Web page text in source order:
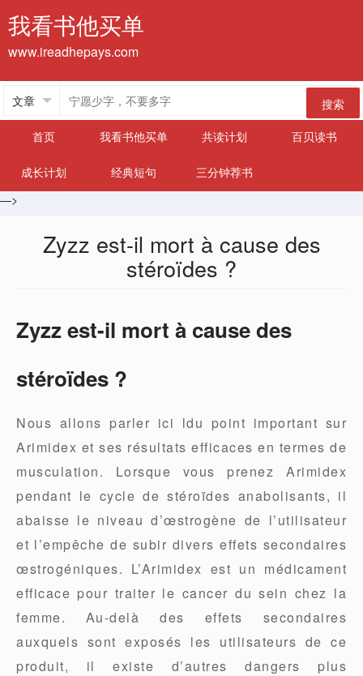
我看书他买单
www.ireadhepays.com
搜索
首页
我看书他买单 共读计划 百贝读书
成长计划 经典短句
三分钟荐书
—>
Zyzz est-il mort à cause des
stéroïdes ?
Zyzz est-il mort à cause des
stéroïdes ?
Nous allons parler ici ldu point important sur
Arimidex et ses résultats efficaces en termes de
musculation. Lorsque vous prenez Arimidex
pendant le cycle de stéroïdes anabolisants, il
abaisse le niveau d’œstrogène de l’utilisateur
et l’empêche de subir divers effets secondaires
œstrogéniques. L’Arimidex est un médicament
efficace pour traiter le cancer du sein chez la
femme. Au-delà des effets secondaires
auxquels sont exposés les utilisateurs de ce
produit, il existe d’autres dangers plus